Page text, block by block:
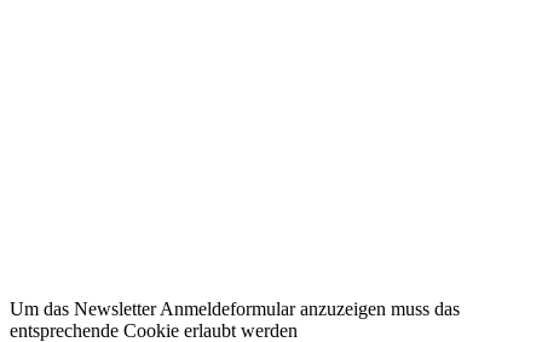
Um das Newsletter Anmeldeformular anzuzeigen muss das
entsprechende Cookie erlaubt werden